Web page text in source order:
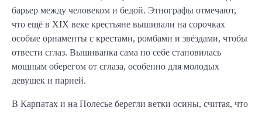
барьер между человеком и бедой. Этнографы отмечают,
что ещё в XIX веке крестьяне вышивали на сорочках
особые орнаменты с крестами, ромбами и звёздами, чтобы
отвести сглаз. Вышиванка сама по себе становилась
мощным оберегом от сглаза, особенно для молодых
девушек и парней.
В Карпатах и на Полесье берегли ветки осины, считая, что